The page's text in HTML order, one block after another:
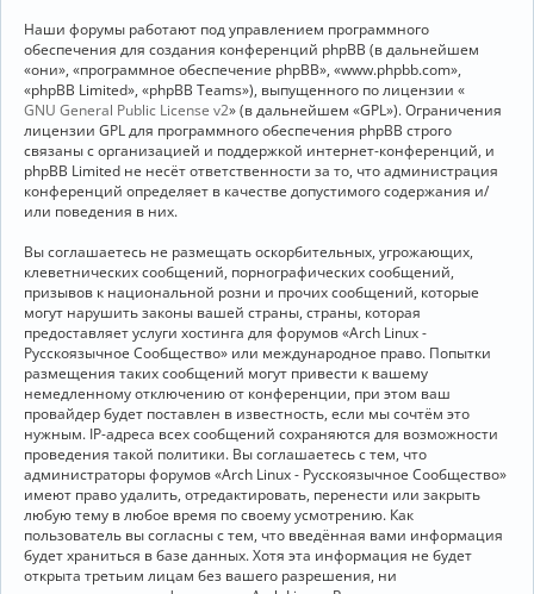
Наши форумы работают под управлением программного
обеспечения для создания конференций phpBB (в дальнейшем
«они», «программное обеспечение phpBB», «www.phpbb.com»,
«phpBB Limited», «phpBB Teams»), выпущенного по лицензии «
GNU General Public License v2» (в дальнейшем «GPL»). Ограничения
лицензии GPL для программного обеспечения phpBB строго
связаны с организацией и поддержкой интернет-конференций, и
phpBB Limited не несёт ответственности за то, что администрация
конференций определяет в качестве допустимого содержания и/
или поведения в них.
Вы соглашаетесь не размещать оскорбительных, угрожающих,
клеветнических сообщений, порнографических сообщений,
призывов к национальной розни и прочих сообщений, которые
могут нарушить законы вашей страны, страны, которая
предоставляет услуги хостинга для форумов «Arch Linux -
Русскоязычное Сообщество» или международное право. Попытки
размещения таких сообщений могут привести к вашему
немедленному отключению от конференции, при этом ваш
провайдер будет поставлен в известность, если мы сочтём это
нужным. IP-адреса всех сообщений сохраняются для возможности
проведения такой политики. Вы соглашаетесь с тем, что
администраторы форумов «Arch Linux - Русскоязычное Сообщество»
имеют право удалить, отредактировать, перенести или закрыть
любую тему в любое время по своему усмотрению. Как
пользователь вы согласны с тем, что введённая вами информация
будет храниться в базе данных. Хотя эта информация не будет
открыта третьим лицам без вашего разрешения, ни